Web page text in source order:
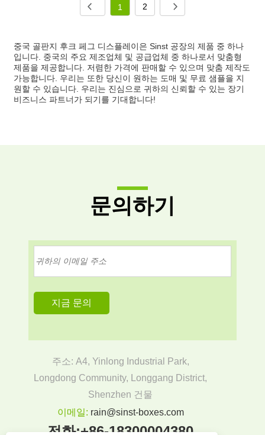
1 2
중국 골판지 후크 페그 디스플레이은 Sinst 공장의 제품 중 하나
입니다. 중국의 주요 제조업체 및 공급업체 중 하나로서 맞춤형
제품을 제공합니다. 저렴한 가격에 판매할 수 있으며 맞춤 제작도
가능합니다. 우리는 또한 당신이 원하는 도매 및 무료 샘플을 지
원할 수 있습니다. 우리는 진심으로 귀하의 신뢰할 수 있는 장기
비즈니스 파트너가 되기를 기대합니다!
문의하기
주소: A4, Yinlong Industrial Park,
Longdong Community, Longgang District,
Shenzhen 건물
이메일: rain@sinst-boxes.com
전화:+86-18300004380